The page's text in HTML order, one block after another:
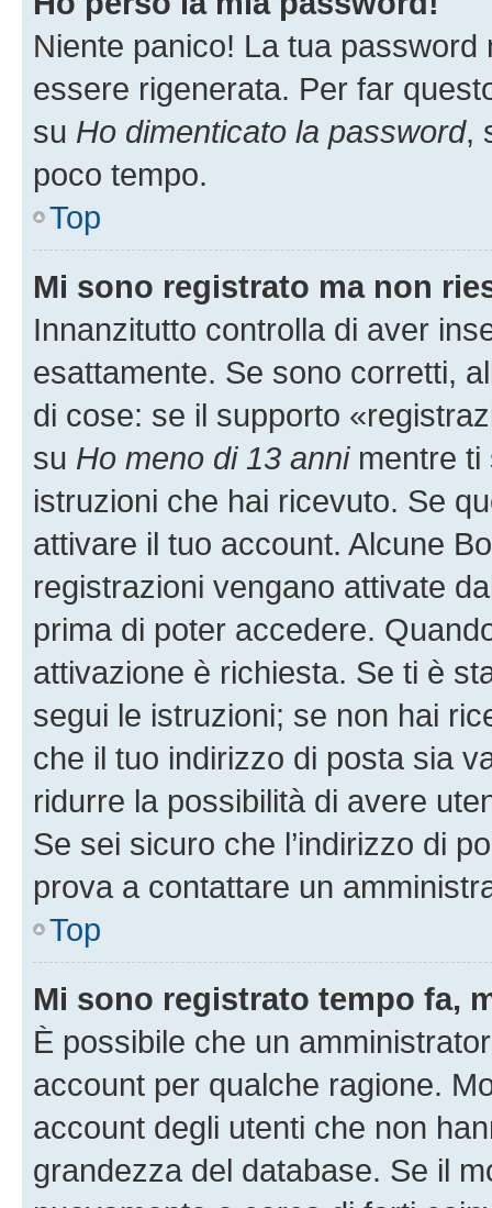
Niente panico! La tua
essere rigenerata. Per far
su Ho dimenticato la password,
poco tempo.
Top
Mi sono registrato ma non
Innanzitutto controlla di aver
esattamente. Se sono corretti,
di cose: se il supporto
su Ho meno di 13 annimentre ti
istruzioni che hai ricevuto. Se
attivare il tuo account. Alcune
registrazioni vengano attivate
prima di poter accedere.
attivazione è richiesta. Se ti è
segui le istruzioni; se non hai
che il tuo indirizzo di posta sia
ridurre la possibilità di avere
Se sei sicuro che l’indirizzo di
prova a contattare un
Top
Mi sono registrato tempo fa,
È possibile che un
account per qualche ragione.
account degli utenti che non
grandezza del database. Se il